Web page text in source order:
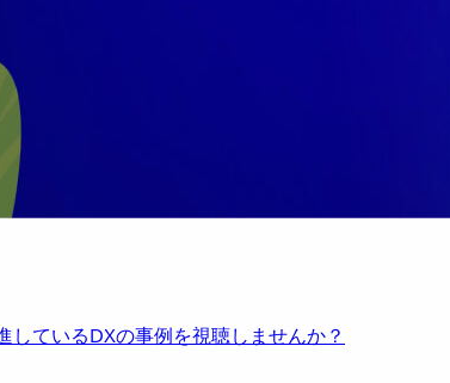
ているDXの事例を視聴しませんか？